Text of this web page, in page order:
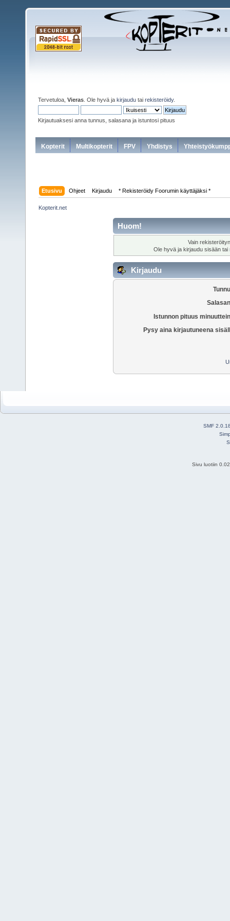
Tervetuloa, Vieras . Ole hyvä ja kirjaudu tai rekisteröidy.
Kirjautuaksesi anna tunnus, salasana ja istuntosi pituus
Kopterit Multikopterit FPV Yhdistys
Etusivu Ohjeet Kirjaudu * Rekisteröidy Foorumin käyttäjäksi *
Kopterit.net
Huom!
Vain
Ole hyvä ja kirjaudu sisään tai
Kirjaudu
Istunnon pituus
Pysy aina kirjautuneena
SMF
Sivu luotiin